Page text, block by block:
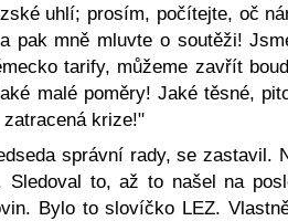
uhlí; prosím, počítejte, oč
pak mně mluvte o soutěži!
tarify, můžeme zavřít
malé poměry! Jaké těsné,
zatracená krize!"
správní rady, se zastavil.
Sledoval to, až to našel na
Bylo to slovíčko LEZ.